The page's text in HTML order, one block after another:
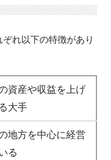
れ以下の特徴があり
資産や収益を上げ
大手
地方を中心に経営
る